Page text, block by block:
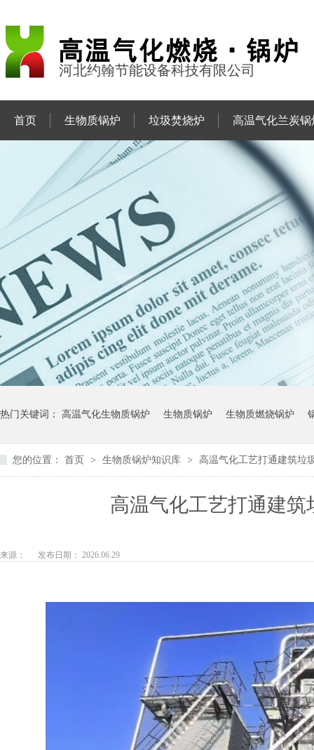
河北约翰节能设备科技有限公司
首页 生物质锅炉 垃圾焚烧炉 高温气化兰炭锅
热门关键词： 高温气化生物质锅炉 生物质锅炉 生物质燃烧锅炉
您的位置： 首页 > 生物质锅炉知识库 > 高温气化工艺打通建筑垃
高温气化工艺打通建
来源： 发布日期： 2026.06.29